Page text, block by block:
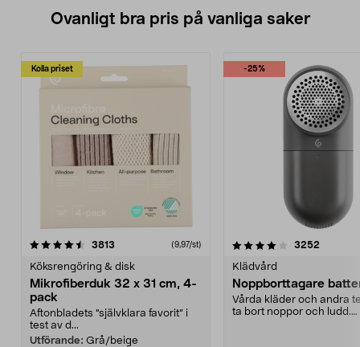
Ovanligt bra pris på vanliga saker
Kolla priset
3813 (9,97/st)
Köksrengöring & disk
Mikrofiberduk 32 x 31 cm, 4-
pack
Aftonbladets "självklara favorit” i
test av d...
Utförande: Grå/beige
-25%
4.0av 5 stjärnor 3252
Klädvård
Noppborttagare
Vårda kläder och andra
ta bort noppor och ludd.
4.5av 5 stjärnor